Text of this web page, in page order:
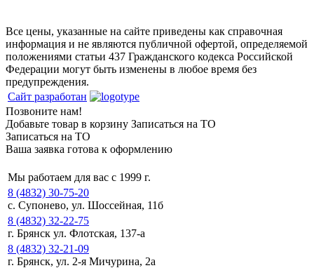
Все цены, указанные на сайте приведены как справочная
информация и не являются публичной офертой, определяемой
положениями статьи 437 Гражданского кодекса Российской
Федерации могут быть изменены в любое время без
предупреждения.
Сайт разработан
Позвоните нам!
Добавьте товар в корзину Записаться на ТО
Записаться на ТО
Ваша заявка готова к оформлению
Мы работаем для вас с 1999 г.
8 (4832) 30-75-20
с. Супонево, ул. Шоссейная, 11б
8 (4832) 32-22-75
г. Брянск ул. Флотская, 137-а
8 (4832) 32-21-09
г. Брянск, ул. 2-я Мичурина, 2а